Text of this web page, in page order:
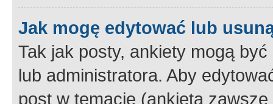
Jak mogę edytować lub
Tak jak posty, ankiety mogą
lub administratora. Aby
post w temacie (ankieta